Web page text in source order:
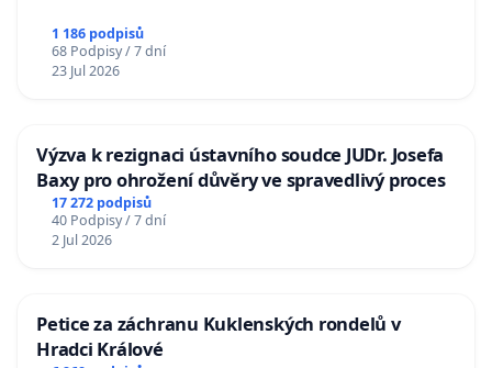
1 186 podpisů
68 Podpisy / 7 dní
23 Jul 2026
Výzva k rezignaci ústavního soudce JUDr. Josefa
Baxy pro ohrožení důvěry ve spravedlivý proces
17 272 podpisů
40 Podpisy / 7 dní
2 Jul 2026
Petice za záchranu Kuklenských rondelů v
Hradci Králové